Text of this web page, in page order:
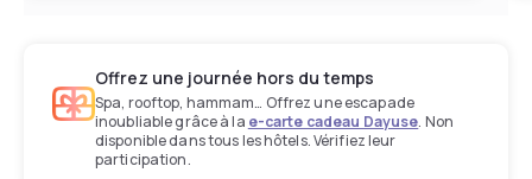
Offrez une journée hors du temps
Spa, rooftop, hammam… Offrez une escapade
inoubliable grâce à la e-carte cadeau Dayuse. Non
disponible dans tous les hôtels. Vérifiez leur
participation.